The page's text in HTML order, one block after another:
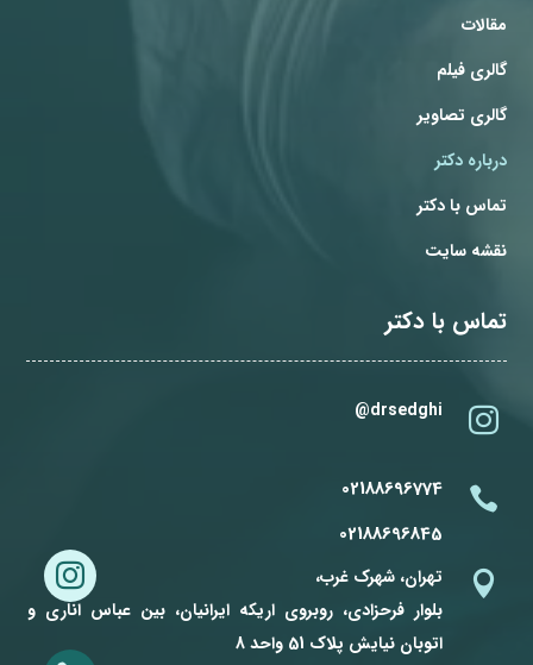
مقالات
گالری فیلم
گالری تصاویر
درباره دکتر
تماس با دکتر
نقشه سایت
تماس با دکتر

drsedghi@

02188696774
02188696845

تهران، شهرک غرب،
بلوار فرحزادی، روبروی اریکه ایرانیان، بین عباس اناری و
اتوبان نیایش پلاک 51 واحد 8
